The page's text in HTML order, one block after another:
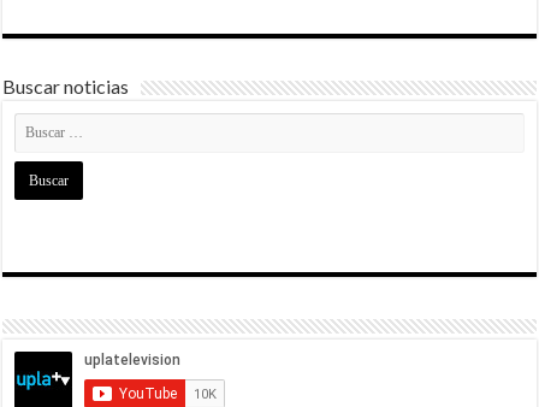
Buscar noticias